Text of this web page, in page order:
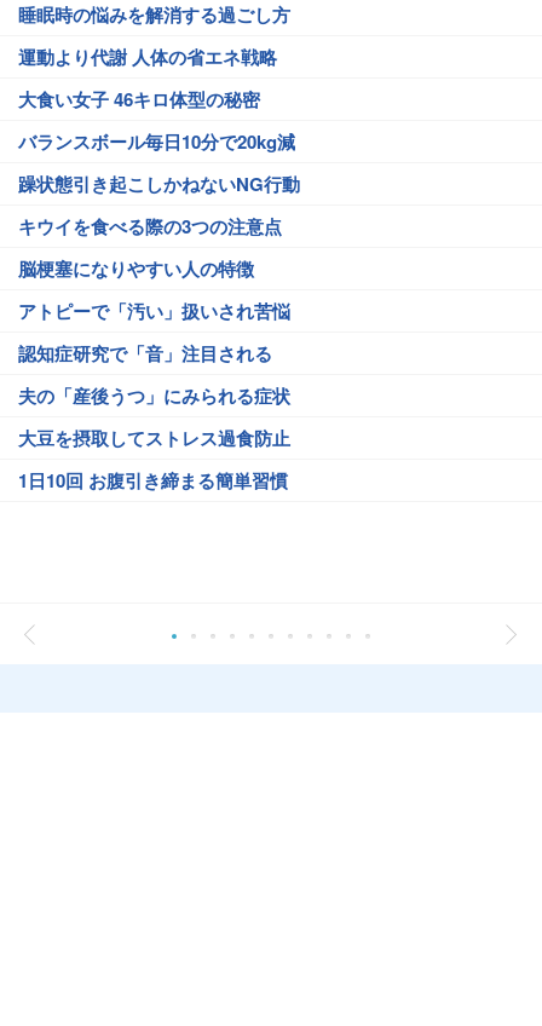
睡眠時の悩みを解消する過ごし方
運動より代謝 人体の省エネ戦略
大食い女子 46キロ体型の秘密
バランスボール毎日10分で20kg減
躁状態引き起こしかねないNG行動
キウイを食べる際の3つの注意点
脳梗塞になりやすい人の特徴
アトピーで「汚い」扱いされ苦悩
認知症研究で「音」注目される
夫の「産後うつ」にみられる症状
大豆を摂取してストレス過食防止
1日10回 お腹引き締まる簡単習慣